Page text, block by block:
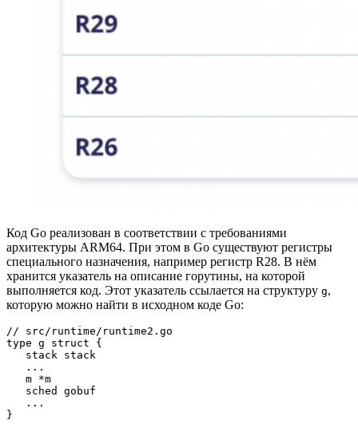
Код Go реализован в соответствии с требованиями
архитектуры ARM64. При этом в Go существуют регистры
специального назначения, например регистр R28. В нём
хранится указатель на описание горутины, на которой
выполняется код. Этот указатель ссылается на структуру g,
которую можно найти в исходном коде Go:
// src/runtime/runtime2.go
type g struct {
   stack stack
   ...
   m *m
   sched gobuf
   ...
}